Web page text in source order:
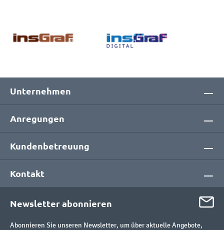
Unternehmen
Anregungen
Kundenbetreuung
Kontakt
Newsletter abonnieren
Abonnieren Sie unseren Newsletter, um über aktuelle Angebote,